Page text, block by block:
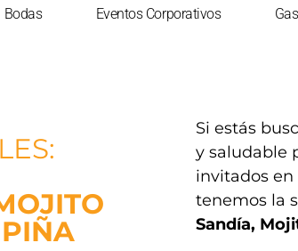
Bodas Eventos Corporativos
Si estás
y saludable
invitados en
tenemos la
Sandía,